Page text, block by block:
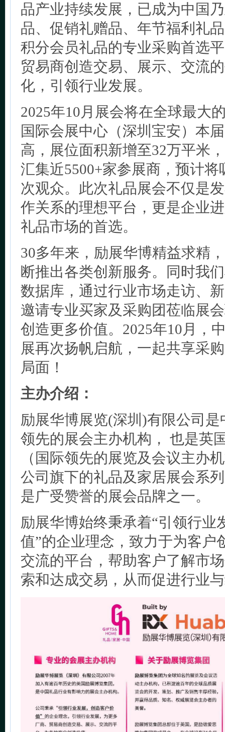
品产业持续发展，已成为中国
品、促销礼赠品、年节福利礼
积分会员礼品的专业采购首选
贸易商创造交易、展示、交流
化，引领行业发展。
2025年10月展会将在全球最大
国际会展中心（深圳宝安）本
高，展位面积新增至32万平米
汇集近5500+家参展商，预计将
次观众。此次礼品展会不仅是
作关系的理想平台，更是企业
礼品市场的首选。
30多年来，励展华博精益求精
断推出各类创新服务。同时我
数据库，通过行业市场走访、
邀请专业买家及采购团莅临展
创造更多价值。2025年10月，
展再次扬帆启航，一起共享采
局面！
主办介绍：
励展华博展览(深圳)有限公司
领先的展会主办机构， 也是英
（国际领先的展览及会议主办
公司旗下的礼品及家居展会系
是广受赞誉的展会品牌之一。
励展华博始终秉承着“引领行业
值”的企业理念，致力于为客户
交流的平台，帮助客户了解市
索和达成交易，从而促进行业